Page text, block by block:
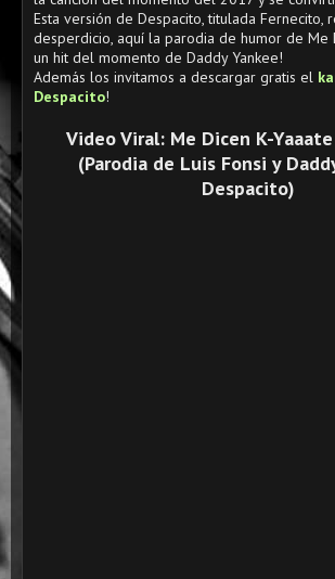
Esta versión de Despacito, titulada Fernecito,
desperdicio, aquí la parodia de humor de Me
un hit del momento de Daddy Yankee!
Además los invitamos a descargar gratis el
Despacito!
Video Viral: Me Dicen K-
(Parodia de Luis Fonsi y
Despacito)